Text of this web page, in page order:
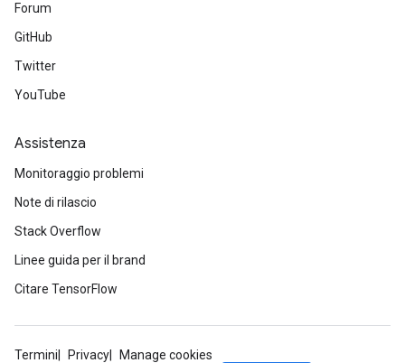
Forum
GitHub
Twitter
YouTube
Assistenza
Monitoraggio problemi
Note di rilascio
Stack Overflow
Linee guida per il brand
Citare TensorFlow
Termini Privacy
Manage cookies